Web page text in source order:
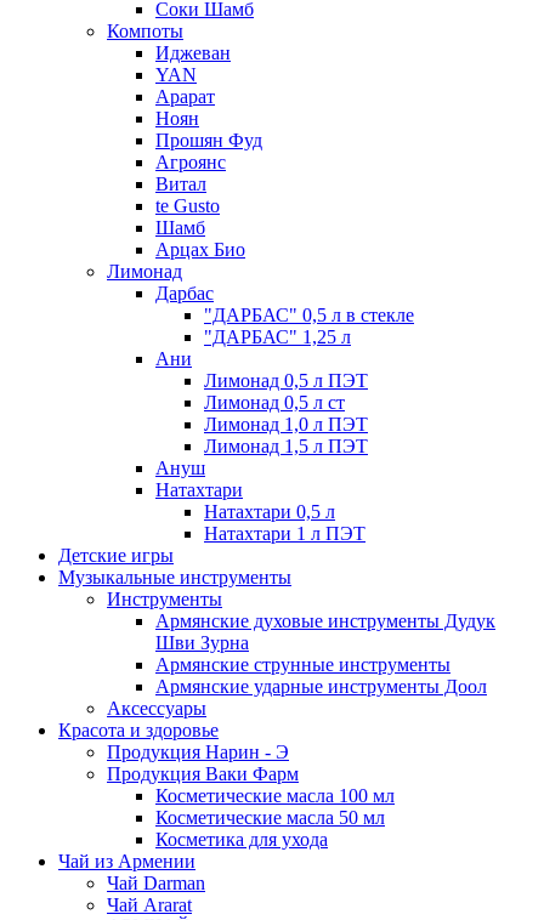
Соки Шамб
Компоты
Иджеван
YAN
Арарат
Ноян
Прошян Фуд
Агроянс
Витал
te Gusto
Шамб
Арцах Био
Лимонад
Дарбас
"ДАРБАС" 0,5 л в стекле
"ДАРБАС" 1,25 л
Ани
Лимонад 0,5 л ПЭТ
Лимонад 0,5 л ст
Лимонад 1,0 л ПЭТ
Лимонад 1,5 л ПЭТ
Ануш
Натахтари
Натахтари 0,5 л
Натахтари 1 л ПЭТ
Детские игры
Музыкальные инструменты
Инструменты
Армянские духовые инструменты Дудук
Шви Зурна
Армянские струнные инструменты
Армянские ударные инструменты Доол
Аксессуары
Красота и здоровье
Продукция Нарин - Э
Продукция Ваки Фарм
Косметические масла 100 мл
Косметические масла 50 мл
Косметика для ухода
Чай из Армении
Чай Darman
Чай Ararat